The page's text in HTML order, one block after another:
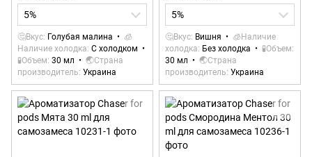
5%
🤔Вкус Голубая малина
🧊
Наличие холодка С холодком
🧪Объем 30 мл
🌏Страна
производитель Украина
5%
🤔Вкус Вишня
🧊Наличие
холодка Без холодка
🧪Объем
30 мл
🌏Страна
производитель Украина